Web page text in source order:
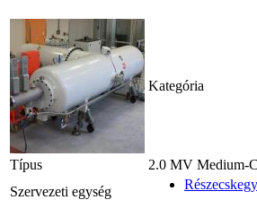
Kategória
Típus
2.0 MV Medium-
Szervezeti egység